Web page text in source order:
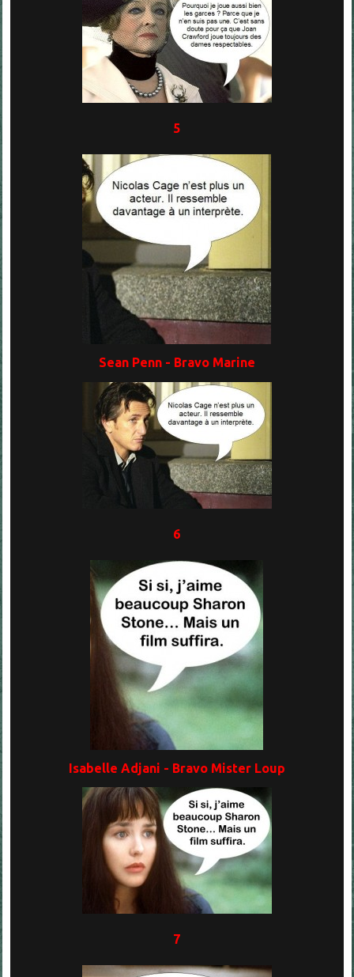
5
Sean Penn - Bravo Marine
6
Isabelle Adjani - Bravo Mister Loup
7